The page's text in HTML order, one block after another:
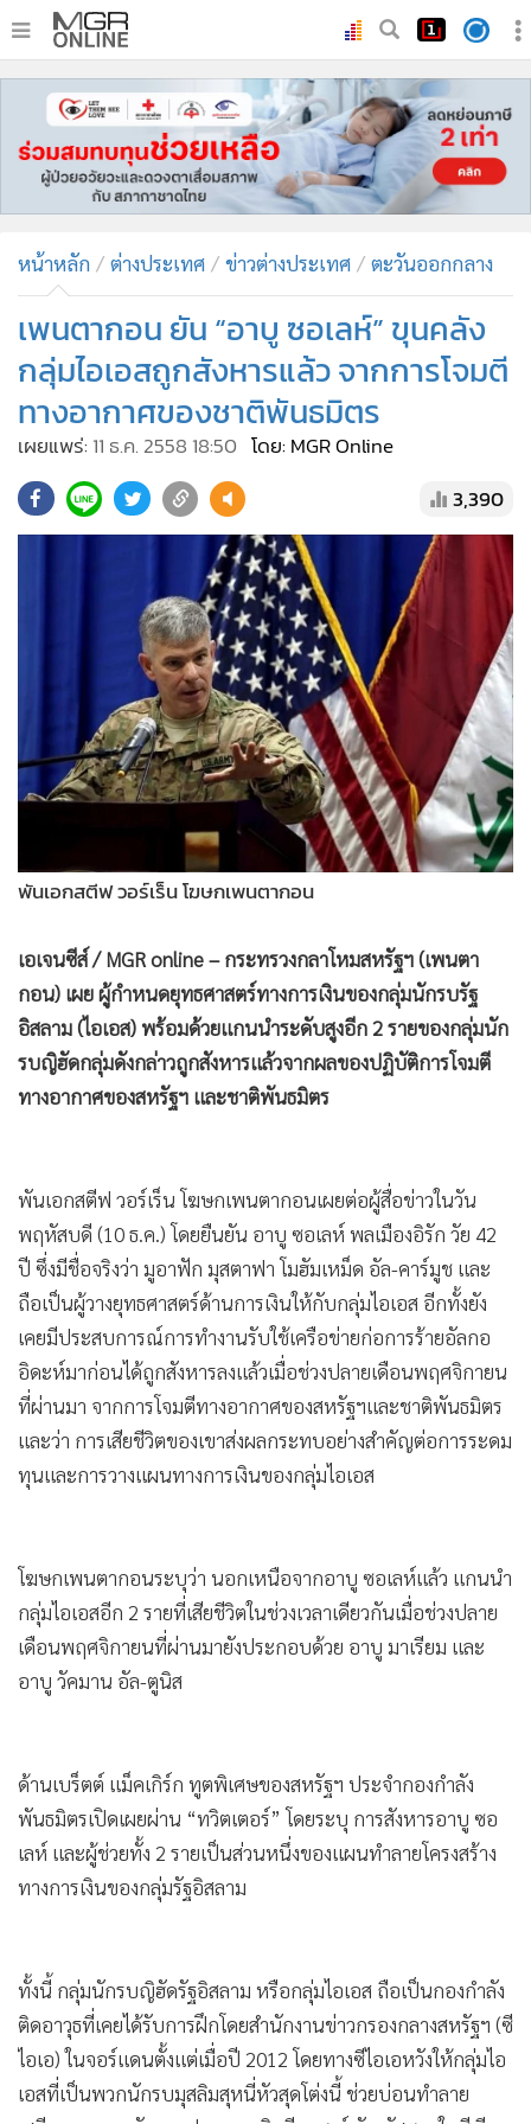
หน้าหลัก
ทันเหตุการณ์
• ภาคใต้
• บันเทิง
• คอลัมนิสต์
• ละคร
• CbizReview
• Cyber BIZ
• ผู้จัดกวน
• Good health & Well-being
Green Innovation & SD
Management & HR
ท่องเที่ยว
• กีฬา
• เศรษฐกิจ-ธุรกิจ
• ชุมชน-คุณภาพชีวิต
• อาชญากรรม
Motoring
เกม
• หุ้น
• อินโดจีน
• กองทุนรวม
• Celeb Online
• Factcheck
• ญี่ปุ่น
• News1
• Gotomanager
หน้าหลัก ต่างประเทศ ข่าวต่างประเทศ ตะวันออกกลาง
เพนตากอน ยัน “อาบู ซอเลห์” ขุนคลัง
กลุ่มไอเอสถูกสังหารแล้ว จากการโจมตี
ทางอากาศของชาติพันธมิตร
เผยแพร่: 11 ธ.ค. 2558 18:50 โดย: MGR Online
3,390
พันเอกสตีฟ วอร์เร็น โฆษกเพนตากอน
เอเจนซีส์ / MGR online – กระทรวงกลาโหมสหรัฐฯ (เพนตา
กอน) เผย ผู้กำหนดยุทธศาสตร์ทางการเงินของกลุ่มนักรบรัฐ
อิสลาม (ไอเอส) พร้อมด้วยแกนนำระดับสูงอีก 2 รายของกลุ่มนัก
รบญิฮัดกลุ่มดังกล่าวถูกสังหารแล้วจากผลของปฏิบัติการโจมตี
ทางอากาศของสหรัฐฯ และชาติพันธมิตร
พันเอกสตีฟ วอร์เร็น โฆษกเพนตากอนเผยต่อผู้สื่อข่าวในวัน
พฤหัสบดี (10 ธ.ค.) โดยยืนยัน อาบู ซอเลห์ พลเมืองอิรัก วัย 42
ปี ซึ่งมีชื่อจริงว่า มูอาฟัก มุสตาฟา โมฮัมเหม็ด อัล-คาร์มูช และ
ถือเป็นผู้วางยุทธศาสตร์ด้านการเงินให้กับกลุ่มไอเอส อีกทั้งยัง
เคยมีประสบการณ์การทำงานรับใช้เครือข่ายก่อการร้ายอัลกอ
อิดะห์มาก่อนได้ถูกสังหารลงแล้วเมื่อช่วงปลายเดือนพฤศจิกายน
ที่ผ่านมา จากการโจมตีทางอากาศของสหรัฐฯและชาติพันธมิตร
และว่า การเสียชีวิตของเขาส่งผลกระทบอย่างสำคัญต่อการระดม
ทุนและการวางแผนทางการเงินของกลุ่มไอเอส
โฆษกเพนตากอนระบุว่า นอกเหนือจากอาบู ซอเลห์แล้ว แกนนำ
กลุ่มไอเอสอีก 2 รายที่เสียชีวิตในช่วงเวลาเดียวกันเมื่อช่วงปลาย
เดือนพฤศจิกายนที่ผ่านมายังประกอบด้วย อาบู มาเรียม และ
อาบู วัคมาน อัล-ตูนิส
ด้านเบร็ตต์ แม็คเกิร์ก ทูตพิเศษของสหรัฐฯ ประจำกองกำลัง
พันธมิตรเปิดเผยผ่าน “ทวิตเตอร์” โดยระบุ การสังหารอาบู ซอ
เลห์ และผู้ช่วยทั้ง 2 รายเป็นส่วนหนึ่งของแผนทำลายโครงสร้าง
ทางการเงินของกลุ่มรัฐอิสลาม
ทั้งนี้ กลุ่มนักรบญิฮัดรัฐอิสลาม หรือกลุ่มไอเอส ถือเป็นกองกำลัง
ติดอาวุธที่เคยได้รับการฝึกโดยสำนักงานข่าวกรองกลางสหรัฐฯ (ซี
ไอเอ) ในจอร์แดนตั้งแต่เมื่อปี 2012 โดยทางซีไอเอหวังให้กลุ่มไอ
เอสที่เป็นพวกนักรบมุสลิมสุหนี่หัวสุดโต่งนี้ ช่วยบ่อนทำลาย